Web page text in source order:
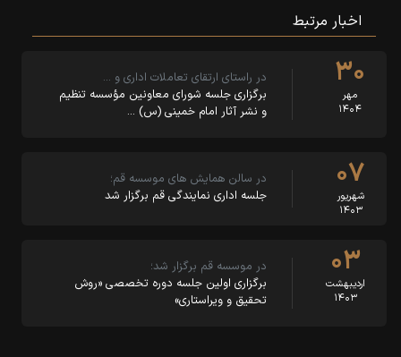
اخبار مرتبط
۳۰
مهر
۱۴۰۴
در راستای ارتقای تعاملات اداری و …
برگزاری جلسه شورای معاونین مؤسسه تنظیم
و نشر آثار امام خمینی (س) …
۰۷
شهریور
۱۴۰۳
در سالن همایش های موسسه قم؛
جلسه اداری نمایندگی قم برگزار شد
۰۳
اردیبهشت
۱۴۰۳
در موسسه قم برگزار شد؛
برگزاری اولین جلسه دوره تخصصی «روش
تحقیق و ویراستاری»